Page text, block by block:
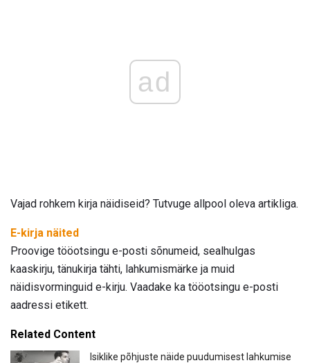
ad
Vajad rohkem kirja näidiseid? Tutvuge allpool oleva artikliga.
E-kirja näited
Proovige tööotsingu e-posti sõnumeid, sealhulgas
kaaskirju, tänukirja tähti, lahkumismärke ja muid
näidisvorminguid e-kirju. Vaadake ka tööotsingu e-posti
aadressi etikett.
Related Content
Isiklike põhjuste näide puudumisest lahkumise